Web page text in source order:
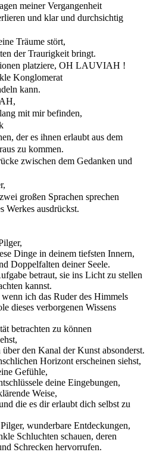
meiner Vergangenheit
und klar und durchsichtig
Träume stört,
der Traurigkeit bringt.
platziere, OH LAUVIAH !
Konglomerat
kann.
mit mir befinden,
der es ihnen erlaubt aus dem
zu kommen.
zwischen dem Gedanken und
großen Sprachen sprechen
Werkes ausdrückst.
Dinge in deinem tiefsten Innern,
Doppelfalten deiner Seele.
betraut, sie ins Licht zu stellen
kannst.
ich das Ruder des Himmels
dieses verborgenen Wissens
betrachten zu können
den Kanal der Kunst absonderst.
Horizont erscheinen siehst,
Gefühle,
deine Eingebungen,
Weise,
die es dir erlaubt dich selbst zu
wunderbare Entdeckungen,
Schluchten schauen, deren
Schrecken hervorrufen.